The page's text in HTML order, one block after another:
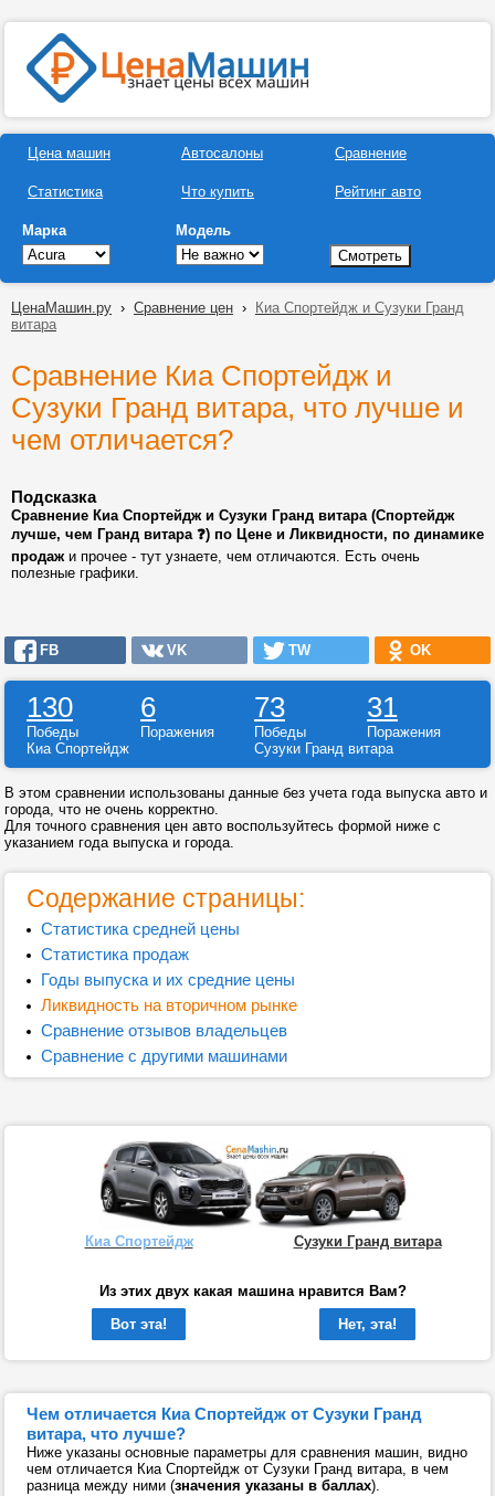
Цена машин
Статистика
Автосалоны
Что купить
Сравнение
Рейтинг авто
Марка Модель
ЦенаМашин.ру › Сравнение цен ›
Киа Спортейдж и Сузуки Гранд
витара
Сравнение Киа Спортейдж и
Сузуки Гранд витара, что лучше и
чем отличается?
Подсказка
Сравнение Киа Спортейдж и Сузуки Гранд витара (Спортейдж
лучше, чем Гранд витара ❓) по Цене и Ликвидности, по динамике
продажи прочее - тут узнаете, чем отличаются. Есть очень
полезные графики.
FB VK TW OK
130 6 73 31
Победы Поражения Победы
Поражения
Киа Спортейдж
Сузуки Гранд витара
В этом сравнении использованы данные без учета года выпуска авто и
города, что не очень корректно.
Для точного сравнения цен авто воспользуйтесь формой ниже с
указанием года выпуска и города.
Содержание страницы:
Статистика средней цены
Статистика продаж
Годы выпуска и их средние цены
Ликвидность на вторичном рынке
Сравнение отзывов владельцев
Сравнение с другими машинами
Киа Спортейдж Сузуки Гранд витара
Из этих двух какая машина нравится Вам?
Вот эта!
Нет, эта!
Чем отличается Киа Спортейдж от Сузуки Гранд
витара, что лучше?
Ниже указаны основные параметры для сравнения машин, видно
чем отличается Киа Спортейдж от Сузуки Гранд витара, в чем
разница между ними (значения указаны в баллах).